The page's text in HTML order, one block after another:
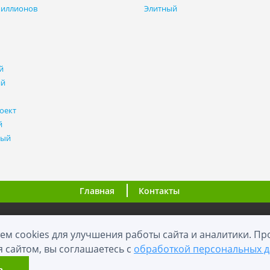
cookies для улучшения работы сайта и аналитики.
сайтом, вы соглашаетесь с обработкой персональных
Элитный
Главная Контакты
ООО "ВНовостройке.ру"
2012 - 2026 0+
сайт носит информационный характер и не является публичной